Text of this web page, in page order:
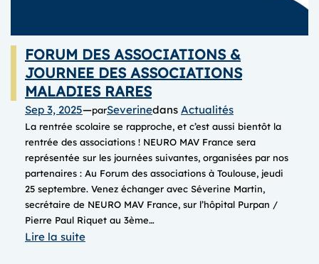
FORUM DES ASSOCIATIONS &
JOURNEE DES ASSOCIATIONS
MALADIES RARES
Sep 3, 2025—parSeverinedans Actualités
La rentrée scolaire se rapproche, et c’est aussi bientôt la
rentrée des associations ! NEURO MAV France sera
représentée sur les journées suivantes, organisées par nos
partenaires : Au Forum des associations à Toulouse, jeudi
25 septembre. Venez échanger avec Séverine Martin,
secrétaire de NEURO MAV France, sur l’hôpital Purpan /
Pierre Paul Riquet au 3ème…
Lire la suite: